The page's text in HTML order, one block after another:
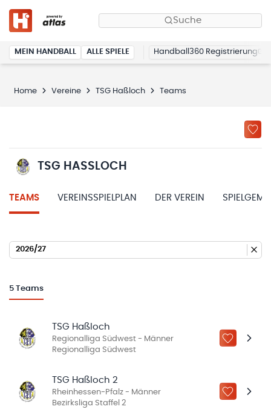
Suche
MEIN HANDBALL ALLE SPIELE Handball360 Registrierung
Home Vereine TSG Haßloch Teams
TSG HASSLOCH
TEAMS VEREINSSPIELPLAN DER VEREIN
2026/27
5 Teams
TSG Haßloch
Regionalliga Südwest - Männer
Regionalliga Südwest
ZU „MEINE
TSG Haßloch 2
Rheinhessen-Pfalz - Männer
Bezirksliga Staffel 2
ZU „MEINE